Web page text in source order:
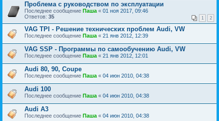
Проблема с руководством по эксплуатации
Последнее сообщение Паша « 01 ноя 2017, 09:46
Ответов: 35 1 2
VAG TPI - Решение технических проблем Audi, VW
Последнее сообщение Паша « 21 янв 2012, 12:39
VAG SSP - Программы по самообучению Audi, VW
Последнее сообщение Паша « 21 янв 2012, 12:01
Audi 80, 90, Coupe
Последнее сообщение Паша « 04 июн 2010, 04:38
Audi 100
Последнее сообщение Паша « 04 июн 2010, 04:38
Audi A3
Последнее сообщение Паша « 04 июн 2010, 04:38